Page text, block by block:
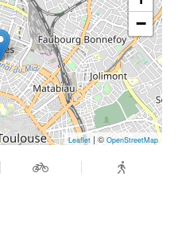
−
Leaflet | © OpenStreetMap